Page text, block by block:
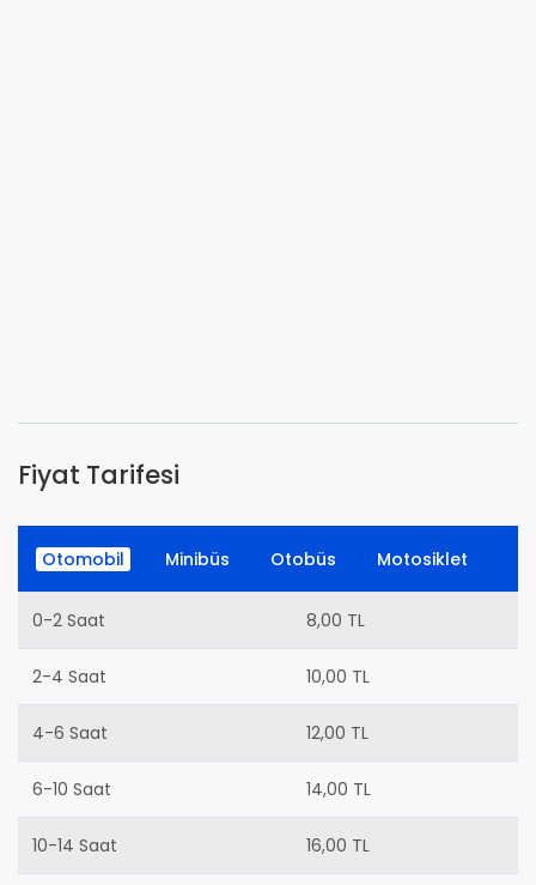
Fiyat Tarifesi
Otomobil Minibüs Otobüs Motosiklet
0-2 Saat 8,00 TL
2-4 Saat 10,00 TL
4-6 Saat 12,00 TL
6-10 Saat 14,00 TL
10-14 Saat 16,00 TL